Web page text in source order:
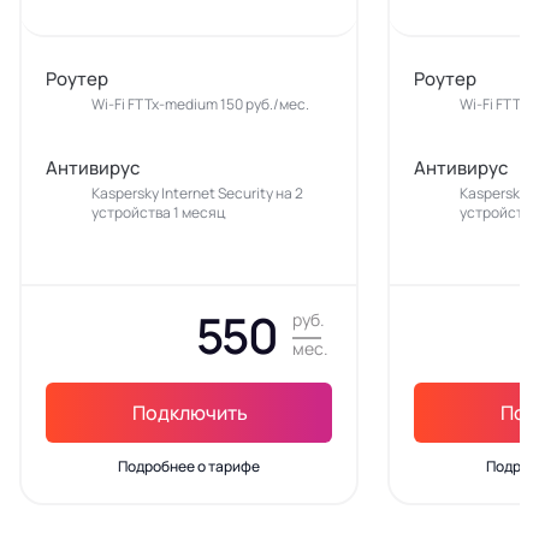
Роутер
Wi-Fi FTTx-medium 150 руб./мес.
Антивирус
Kaspersky Internet Security на 2
устройства 1 месяц
550
руб.
мес.
Подключить
Подробнее о тарифе
Роутер
Wi-Fi
Антивирус
Kaspersky